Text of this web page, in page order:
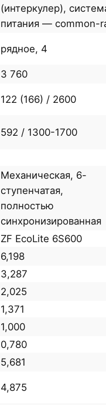
(интеркулер),
питания — common-
рядное, 4
3 760
122 (166) / 2600
592 / 1300-1700
Механическая, 6-
ступенчатая,
полностью
синхронизированная
ZF EcoLite 6S600
6,198
3,287
2,025
1,371
1,000
0,780
5,681
4,875